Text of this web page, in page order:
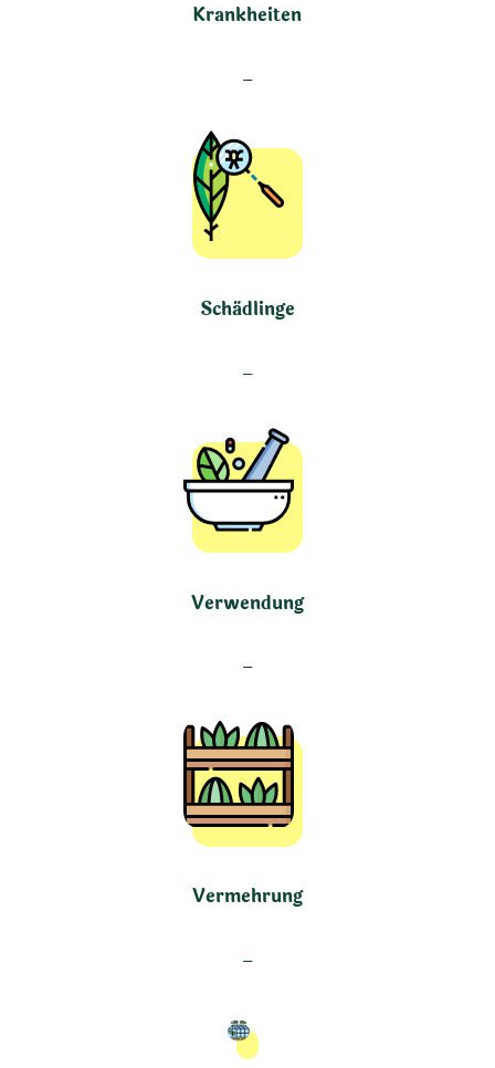
Krankheiten
–
Schädlinge
–
Verwendung
–
Vermehrung
–